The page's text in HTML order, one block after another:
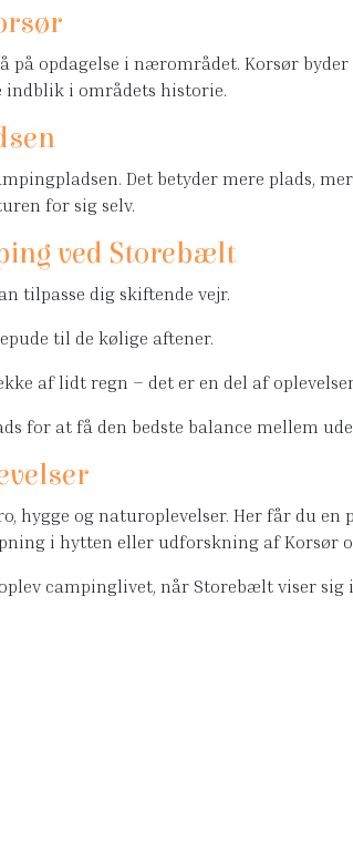
på opdagelse i nærområdet. Korsør
indblik i områdets historie.
Det betyder mere plads,
for sig selv.
ved Storebælt
tilpasse dig skiftende vejr.
til de kølige aftener.
af lidt regn – det er en del af
for at få den bedste balance mellem
hygge og naturoplevelser. Her får du
i hytten eller udforskning af Korsør
campinglivet, når Storebælt viser sig